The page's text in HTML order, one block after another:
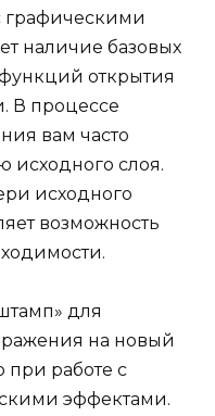
графическими
наличие базовых
открытия
В процессе
вам часто
исходного слоя.
исходного
возможность
для
на новый
при работе с
эффектами.